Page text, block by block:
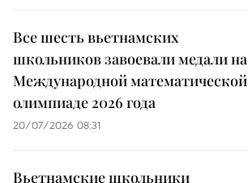
Все шесть вьетнамских
школьников завоевали медали на
Международной математической
олимпиаде 2026 года
20/07/2026 08:31
Вьетнамские школьники